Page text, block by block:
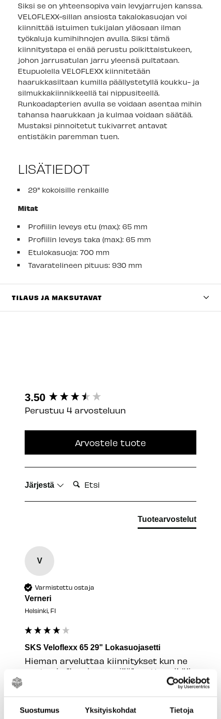
Suostumus Yksityiskohdat Tietoja
Lappeenrannan myymälä-Saatavilla
Siksi se on yhteensopiva vain levyjarrujen kanssa.
VELOFLEXX-sillan ansiosta takalokasuojan voi
kiinnittää istuimen tukijalan yläosaan ilman
työkaluja kumihihnojen avulla. Siksi tämä
kiinnitystapa ei enää perustu poikittaistukeen,
johon jarrusatulan jarru yleensä pultataan.
Etupuolella VELOFLEXX kiinnitetään
haarukkasiltaan kumilla päällystetyllä koukku- ja
silmukkakiinnikkeellä tai nippusiteellä.
Runkoadapterien avulla se voidaan asentaa mihin
tahansa haarukkaan ja kulmaa voidaan säätää.
Mustaksi pinnoitetut tukivarret antavat
entistäkin paremman tuen.
LISÄTIEDOT
29" kokoisille renkaille
Mitat
Profiilin leveys etu (max.): 65 mm
Profiilin leveys taka (max.): 65 mm
Etulokasuoja: 700 mm
Tavaratelineen pituus: 930 mm
TILAUS JA MAKSUTAVAT
3.50
Perustuu 4 arvosteluun
Arvostele tuote
Järjestä Etsi:
Tuotearvostelut
V
Varmistettu ostaja
Verneri
Helsinki, FI
SKS Veloflexx 65 29" Lokasuojasetti
Hieman arveluttaa kiinnitykset kun ne
ovat vain "kumiremmeillä", mutta mikäli
ne jossain vaiheessa halkeavat tai
muuten vaan eivät kestä niin helppo
Loistava tuote, helposti asennettava ja
New content loaded